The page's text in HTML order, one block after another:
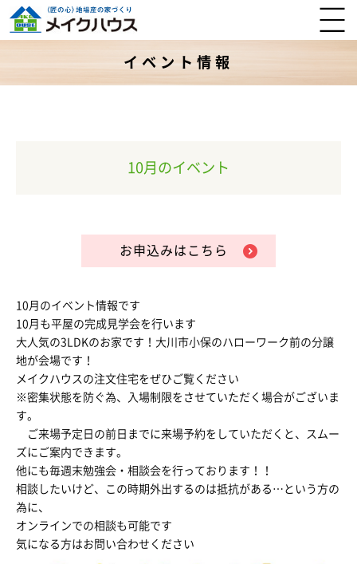
イベント情報
10月のイベント
お申込みはこちら
10月のイベント情報です
10月も平屋の完成見学会を行います
大人気の3LDKのお家です！大川市小保のハローワーク前の分譲
地が会場です！
メイクハウスの注文住宅をぜひご覧ください
※密集状態を防ぐ為、入場制限をさせていただく場合がございま
す。
ご来場予定日の前日までに来場予約をしていただくと、スムー
ズにご案内できます。
他にも毎週末勉強会・相談会を行っております！！
相談したいけど、この時期外出するのは抵抗がある…という方の
為に、
オンラインでの相談も可能です
気になる方はお問い合わせください